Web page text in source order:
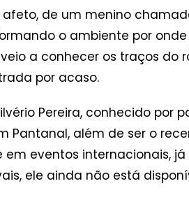
de um menino
o ambiente por
a conhecer os traços do
por acaso.
Pereira, conhecido por
Pantanal, além de ser o
eventos internacionais,
ele ainda não está